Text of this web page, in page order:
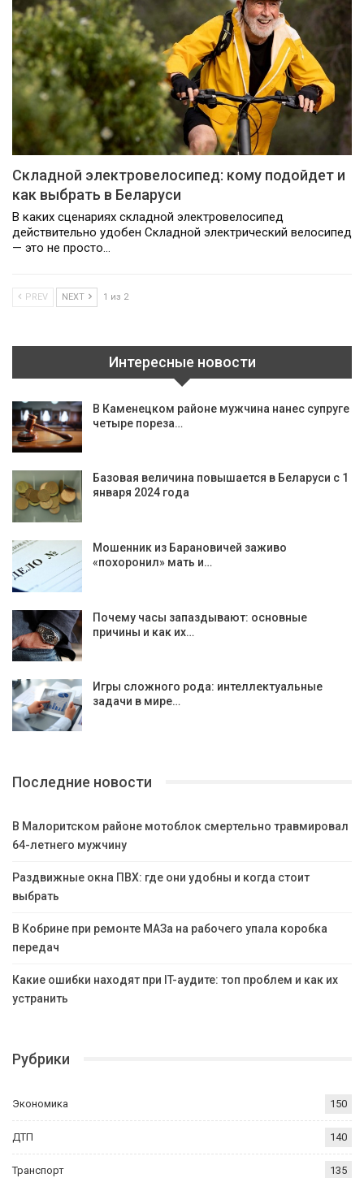
Складной электровелосипед: кому подойдет и
как выбрать в Беларуси
В каких сценариях складной электровелосипед
действительно удобен Складной электрический велосипед
— это не просто…
PREV NEXT 1 из 2
Интересные новости
В Каменецком районе мужчина нанес супруге
четыре пореза…
Базовая величина повышается в Беларуси с 1
января 2024 года
Мошенник из Барановичей заживо
«похоронил» мать и…
Почему часы запаздывают: основные
причины и как их…
Игры сложного рода: интеллектуальные
задачи в мире…
Последние новости
В Малоритском районе мотоблок смертельно травмировал
64-летнего мужчину
Раздвижные окна ПВХ: где они удобны и когда стоит
выбрать
В Кобрине при ремонте МАЗа на рабочего упала коробка
передач
Какие ошибки находят при IT-аудите: топ проблем и как их
устранить
Рубрики
Экономика 150
ДТП 140
Транспорт 135